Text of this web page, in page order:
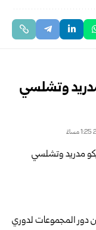
مدريد وتشلسي
دور المجموعات لدوري